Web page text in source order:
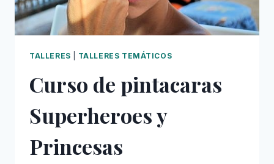
TALLERES TALLERES TEMÁTICOS
Curso de pintacaras
Superheroes y
Princesas